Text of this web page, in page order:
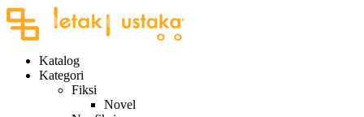
Katalog
Kategori
Fiksi
Novel